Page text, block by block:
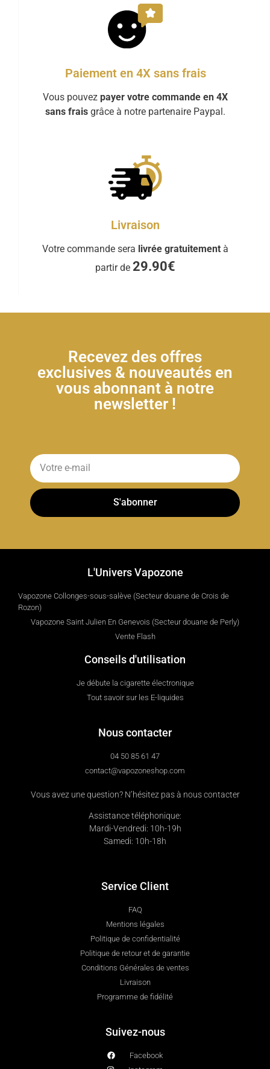
Paiement en 4X sans frais
Vous pouvez payer votre commande en 4X
sans frais grâce à notre partenaire Paypal.
Livraison
Votre commande sera livrée gratuitement à
partir de 29.90€
Recevez des offres
exclusives & nouveautés en
vous abonnant à notre
newsletter !
S'abonner
L'Univers Vapozone
Vapozone Collonges-sous-salève (Secteur douane de Crois de
Rozon)
Vapozone Saint Julien En Genevois (Secteur douane de Perly)
Vente Flash
Conseils d'utilisation
Je débute la cigarette électronique
Tout savoir sur les E-liquides
Nous contacter
04 50 85 61 47
contact@vapozoneshop.com
Vous avez une question? N’hésitez pas à nous contacter
Assistance téléphonique:
Mardi-Vendredi: 10h-19h
Samedi: 10h-18h
Service Client
FAQ
Mentions légales
Politique de confidentialité
Politique de retour et de garantie
Conditions Générales de ventes
Livraison
Programme de fidélité
Suivez-nous
Facebook